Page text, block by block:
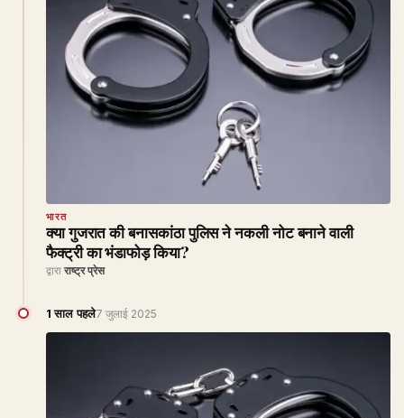
भारत
क्या गुजरात की बनासकांठा पुलिस ने नकली नोट बनाने वाली
फैक्ट्री का भंडाफोड़ किया?
द्वारा राष्ट्र प्रेस
1 साल पहले7 जुलाई 2025